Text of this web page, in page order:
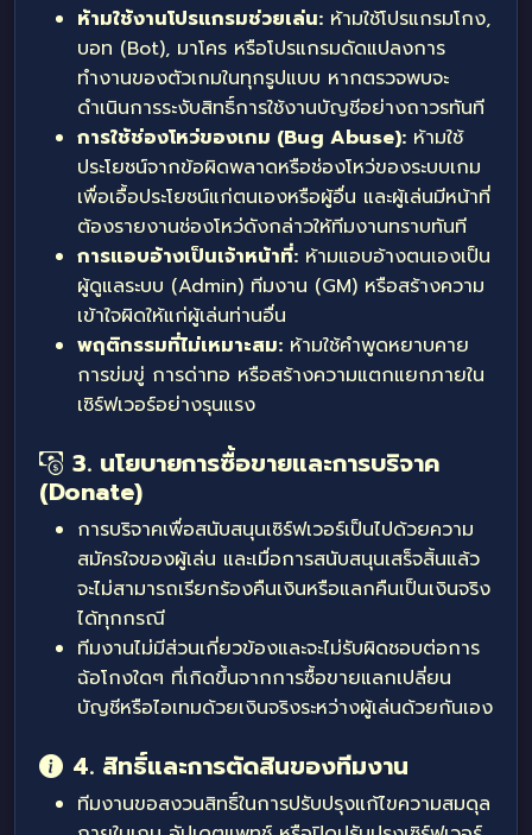
ห้ามใช้งานโปรแกรมช่วยเล่น: ห้ามใช้โปรแกรมโกง,
บอท (Bot), มาโคร หรือโปรแกรมดัดแปลงการ
ทำงานของตัวเกมในทุกรูปแบบ หากตรวจพบจะ
ดำเนินการระงับสิทธิ์การใช้งานบัญชีอย่างถาวรทันที
การใช้ช่องโหว่ของเกม (Bug Abuse): ห้ามใช้
ประโยชน์จากข้อผิดพลาดหรือช่องโหว่ของระบบเกม
เพื่อเอื้อประโยชน์แก่ตนเองหรือผู้อื่น และผู้เล่นมีหน้าที่
ต้องรายงานช่องโหว่ดังกล่าวให้ทีมงานทราบทันที
การแอบอ้างเป็นเจ้าหน้าที่: ห้ามแอบอ้างตนเองเป็น
ผู้ดูแลระบบ (Admin) ทีมงาน (GM) หรือสร้างความ
เข้าใจผิดให้แก่ผู้เล่นท่านอื่น
พฤติกรรมที่ไม่เหมาะสม: ห้ามใช้คำพูดหยาบคาย
การข่มขู่ การด่าทอ หรือสร้างความแตกแยกภายใน
เซิร์ฟเวอร์อย่างรุนแรง
3. นโยบายการซื้อขายและการบริจาค
(Donate)
การบริจาคเพื่อสนับสนุนเซิร์ฟเวอร์เป็นไปด้วยความ
สมัครใจของผู้เล่น และเมื่อการสนับสนุนเสร็จสิ้นแล้ว
จะไม่สามารถเรียกร้องคืนเงินหรือแลกคืนเป็นเงินจริง
ได้ทุกกรณี
ทีมงานไม่มีส่วนเกี่ยวข้องและจะไม่รับผิดชอบต่อการ
ฉ้อโกงใดๆ ที่เกิดขึ้นจากการซื้อขายแลกเปลี่ยน
บัญชีหรือไอเทมด้วยเงินจริงระหว่างผู้เล่นด้วยกันเอง
4. สิทธิ์และการตัดสินของทีมงาน
ทีมงานขอสงวนสิทธิ์ในการปรับปรุงแก้ไขความสมดุล